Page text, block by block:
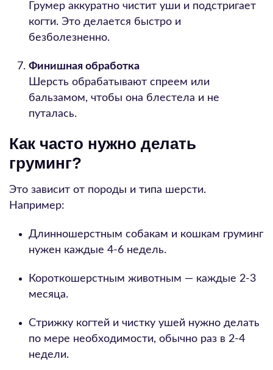
Грумер аккуратно чистит уши и подстригает
когти. Это делается быстро и
безболезненно.
Финишная обработка
Шерсть обрабатывают спреем или
бальзамом, чтобы она блестела и не
путалась.
Как часто нужно делать
груминг?
Это зависит от породы и типа шерсти.
Например:
Длинношерстным собакам и кошкам груминг
нужен каждые 4-6 недель.
Короткошерстным животным — каждые 2-3
месяца.
Стрижку когтей и чистку ушей нужно делать
по мере необходимости, обычно раз в 2-4
недели.